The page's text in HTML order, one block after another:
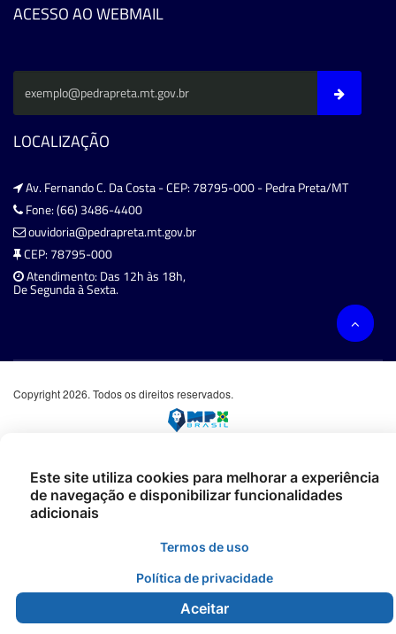
ACESSO AO WEBMAIL
LOCALIZAÇÃO
Av. Fernando C. Da Costa - CEP: 78795-000 - Pedra Preta/MT
Fone: (66) 3486-4400
ouvidoria@pedrapreta.mt.gov.br
CEP: 78795-000
Atendimento: Das 12h às 18h,
De Segunda à Sexta.
Copyright 2026. Todos os direitos reservados.
Este site utiliza cookies para melhorar a experiência
de navegação e disponibilizar funcionalidades
adicionais
Termos de uso
Política de privacidade
Aceitar